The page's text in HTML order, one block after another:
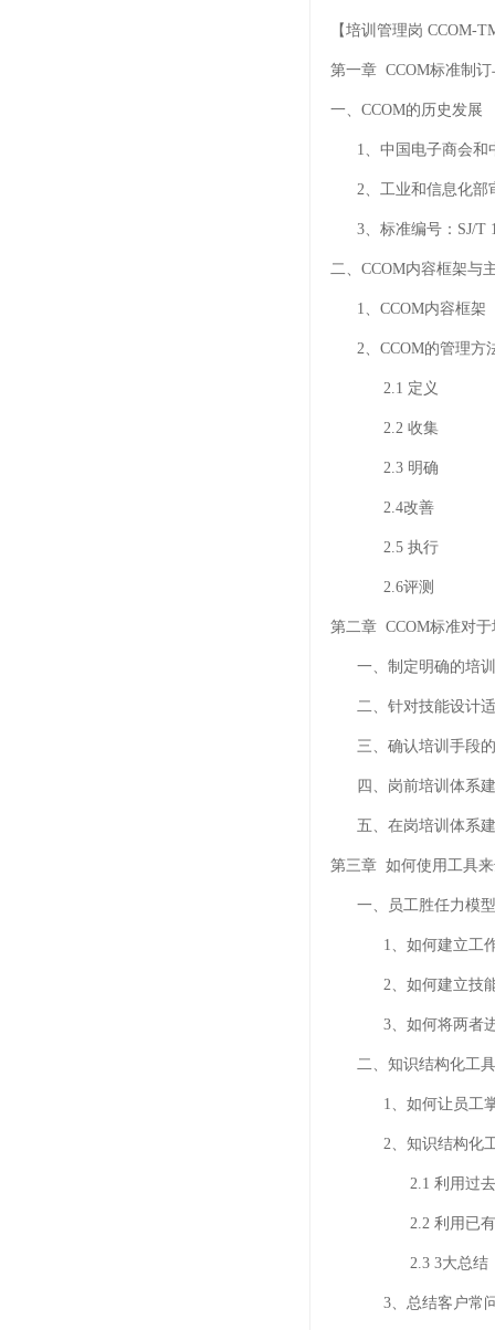
【培训管理岗 CCOM-
第一章 CCOM标准制
一、CCOM的历史发展
1、中国电子商会和
2、工业和信息化部
3、标准编号：SJ/T
二、CCOM内容框架与
1、CCOM内容框架
2、CCOM的管理方
2.1 定义
2.2 收集
2.3 明确
2.4改善
2.5 执行
2.6评测
第二章 CCOM标准对
一、制定明确的培训
二、针对技能设计适
三、确认培训手段
四、岗前培训体系
五、在岗培训体系
第三章 如何使用工具
一、员工胜任力模
1、如何建立工作
2、如何建立技能
3、如何将两者进
二、知识结构化工
1、如何让员工掌
2、知识结构化
2.1 利用过去
2.2 利用已有
2.3 3大总结
3、总结客户常问